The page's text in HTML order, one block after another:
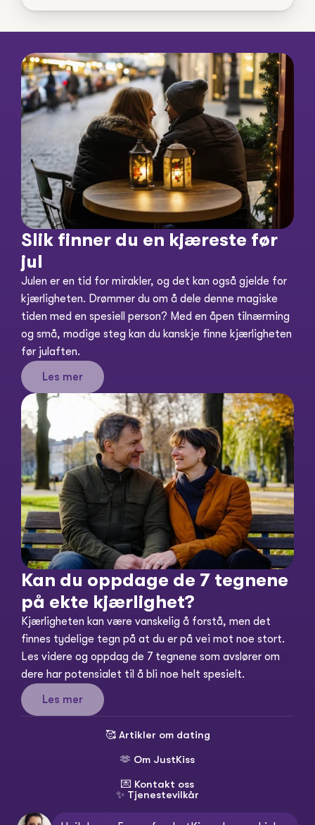
Slik finner du en kjæreste før
jul
Julen er en tid for mirakler, og det kan også gjelde for
kjærligheten. Drømmer du om å dele denne magiske
tiden med en spesiell person? Med en åpen tilnærming
og små, modige steg kan du kanskje finne kjærligheten
Les mer
Kan du oppdage de 7 tegnene
på ekte kjærlighet?
Kjærligheten kan være vanskelig å forstå, men det
finnes tydelige tegn på at du er på vei mot noe stort.
Les videre og oppdag de 7 tegnene som avslører om
dere har potensialet til å bli noe helt spesielt.
Les mer
🥰 Artikler om dating
🫶 Om JustKiss
💌 Kontakt oss
✨ Tjenestevilkår
Kjøpsbetingelsene